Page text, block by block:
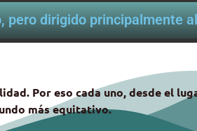
pero dirigido principalmente
Por eso cada uno, desde el
más equitativo.